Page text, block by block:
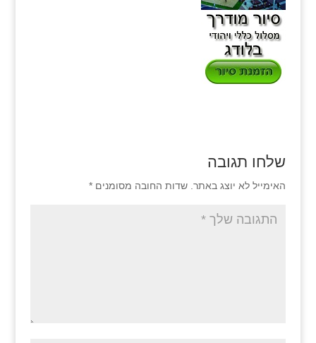
שלחו תגובה
האימייל לא יוצג באתר. שדות החובה מסומנים *